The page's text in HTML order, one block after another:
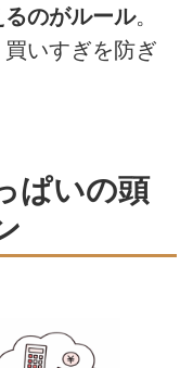
のがルール。
いすぎを防ぎ
ぱいの頭